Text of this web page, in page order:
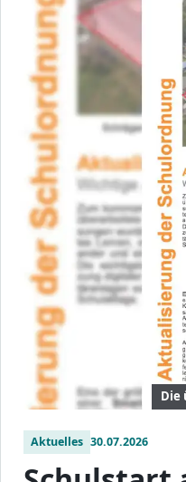
Die
Aktuelles 30.07.2026